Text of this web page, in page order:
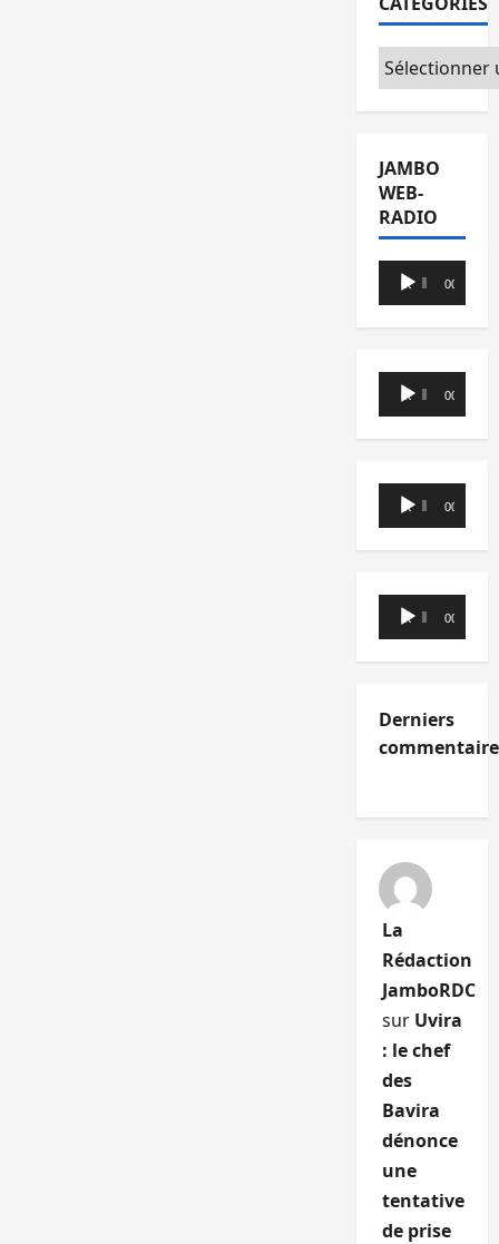
Catégories
JAMBO
WEB-
RADIO
Lecteur
audio
00:00 00:00
Lecteur
audio
00:00 00:00
Lecteur
audio
00:00 00:00
Lecteur
audio
00:00 00:00
Derniers
La
Rédaction
JamboRDC
sur Uvira
: le chef
des
Bavira
dénonce
une
tentative
de prise